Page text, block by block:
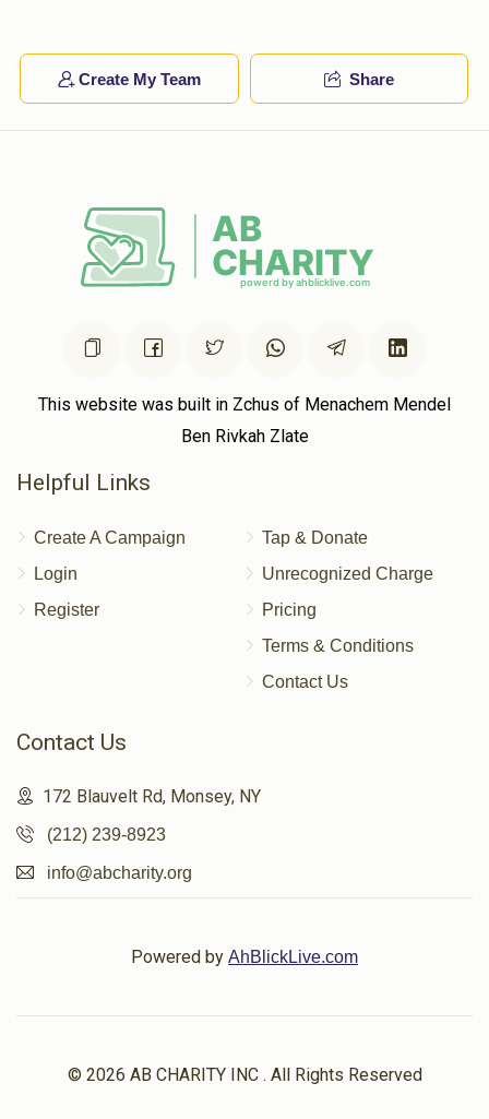
Create My Team Share
This website was built in Zchus of Menachem Mendel
Ben Rivkah Zlate
Helpful Links
Create A Campaign
Login
Register
Tap & Donate
Unrecognized Charge
Pricing
Terms & Conditions
Contact Us
Contact Us
172 Blauvelt Rd, Monsey, NY
(212) 239-8923
info@abcharity.org
Powered by AhBlickLive.com
© 2026 AB CHARITY INC . All Rights Reserved